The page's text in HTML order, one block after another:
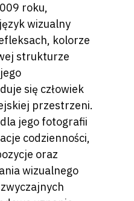
roku,
wizualny
kolorze
strukturze
się człowiek
przestrzeni.
jego fotografii
codzienności,
oraz
wizualnego